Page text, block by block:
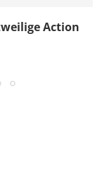
Action